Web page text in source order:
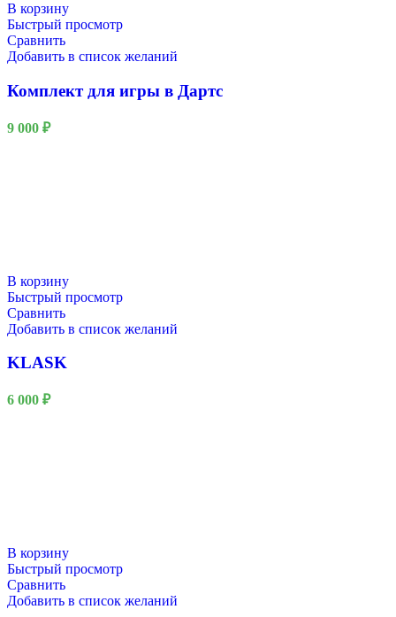
В корзину
Быстрый просмотр
Сравнить
Добавить в список желаний
Комплект для игры в Дартс
9 000 ₽
В корзину
Быстрый просмотр
Сравнить
Добавить в список желаний
KLASK
6 000 ₽
В корзину
Быстрый просмотр
Сравнить
Добавить в список желаний